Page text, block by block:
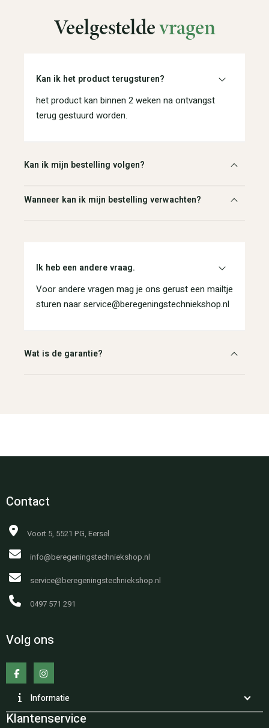
Veelgesteldevragen
Kan ik het product terugsturen?
het product kan binnen 2 weken na ontvangst
terug gestuurd worden.
Kan ik mijn bestelling volgen?
Wanneer kan ik mijn bestelling verwachten?
Ik heb een andere vraag.
Voor andere vragen mag je ons gerust een mailtje
sturen naar service@beregeningstechniekshop.nl
Wat is de garantie?
Contact
Voort 5, 5521 PG, Eersel
info@beregeningstechniekshop.nl
service@beregeningstechniekshop.nl
0497 571 291
Volg ons
Informatie
Klantenservice